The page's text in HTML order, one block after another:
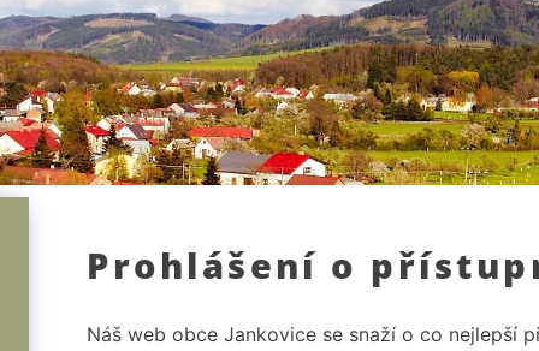
Prohlášení o
Náš web obce Jankovice se snaží o co nejlepší